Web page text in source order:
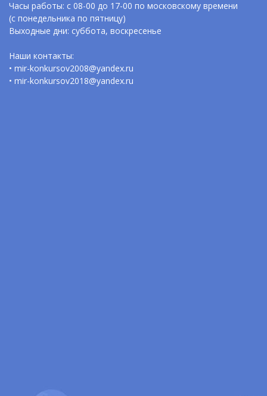
Часы работы: с 08-00 до 17-00 по московскому времени
(с понедельника по пятницу)
Выходные дни: суббота, воскресенье
Наши контакты:
• mir-konkursov2008@yandex.ru
• mir-konkursov2018@yandex.ru